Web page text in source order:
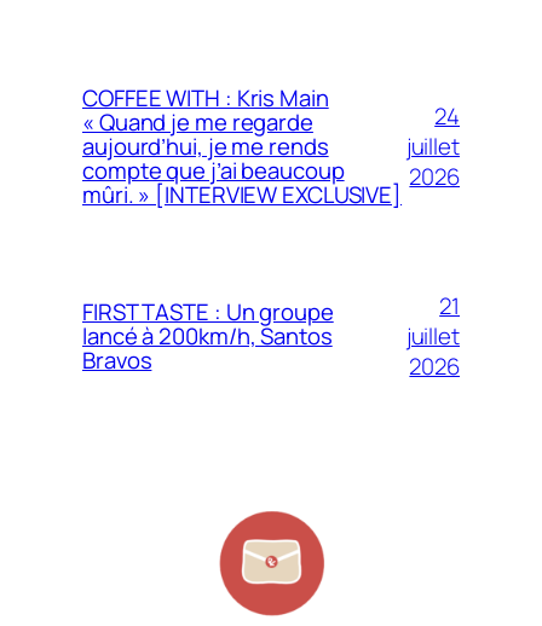
COFFEE WITH : Kris Main
« Quand je me regarde
aujourd’hui, je me rends
compte que j’ai beaucoup
mûri. » [INTERVIEW EXCLUSIVE]
24
juillet
2026
FIRST TASTE : Un groupe
lancé à 200km/h, Santos
Bravos
21
juillet
2026